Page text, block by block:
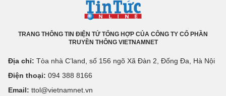
TRANG THÔNG TIN ĐIỆN TỬ TỔNG HỢP CỦA CÔNG TY CỔ PHẦN
TRUYỀN THÔNG VIETNAMNET
Địa chỉ: Tòa nhà C’land, số 156 ngõ Xã Đàn 2, Đống Đa, Hà Nội
Điện thoại: 094 388 8166
Email: ttol@vietnamnet.vn